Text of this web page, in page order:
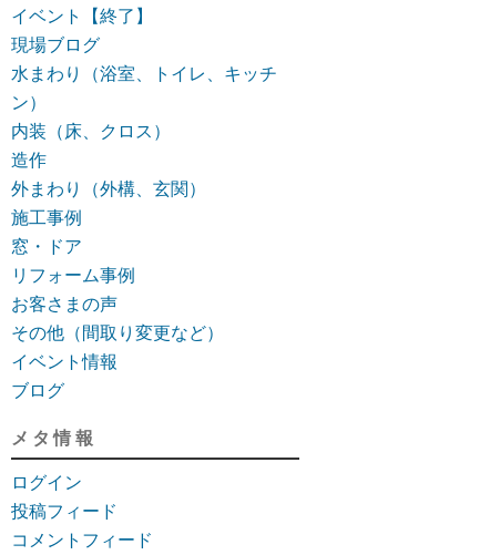
イベント【終了】
現場ブログ
水まわり（浴室、トイレ、キッチ
ン）
内装（床、クロス）
造作
外まわり（外構、玄関）
施工事例
窓・ドア
リフォーム事例
お客さまの声
その他（間取り変更など）
イベント情報
ブログ
メタ情報
ログイン
投稿フィード
コメントフィード